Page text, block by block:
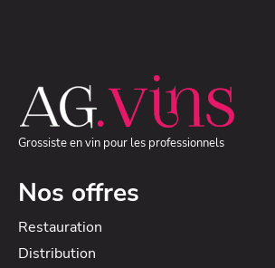
Grossiste en vin pour les professionnels
Nos offres
Restauration
Distribution